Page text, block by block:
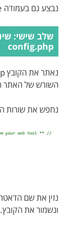
נבצע גם בעמודה options_name>home.
config.php
השורש של האתר
נחפש את שורות
נזין את שם
ונשמור את הקובץ.